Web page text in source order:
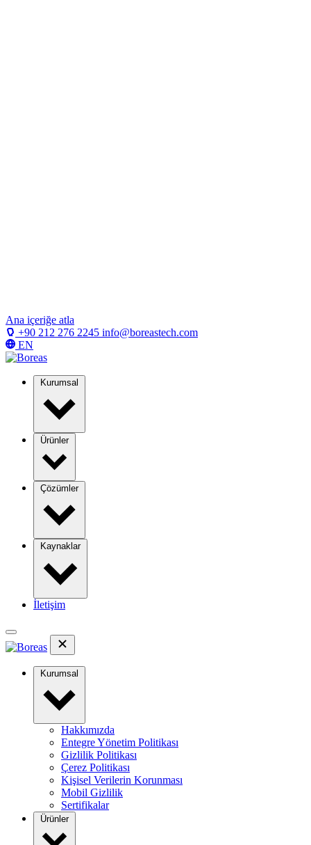
Ana içeriğe atla
+90 212 276 2245 info@boreastech.com
EN
Kurumsal
Ürünler
Çözümler
Kaynaklar
İletişim
Kurumsal
Hakkımızda
Entegre Yönetim Politikası
Gizlilik Politikası
Çerez Politikası
Kişisel Verilerin Korunması
Mobil Gizlilik
Sertifikalar
Ürünler